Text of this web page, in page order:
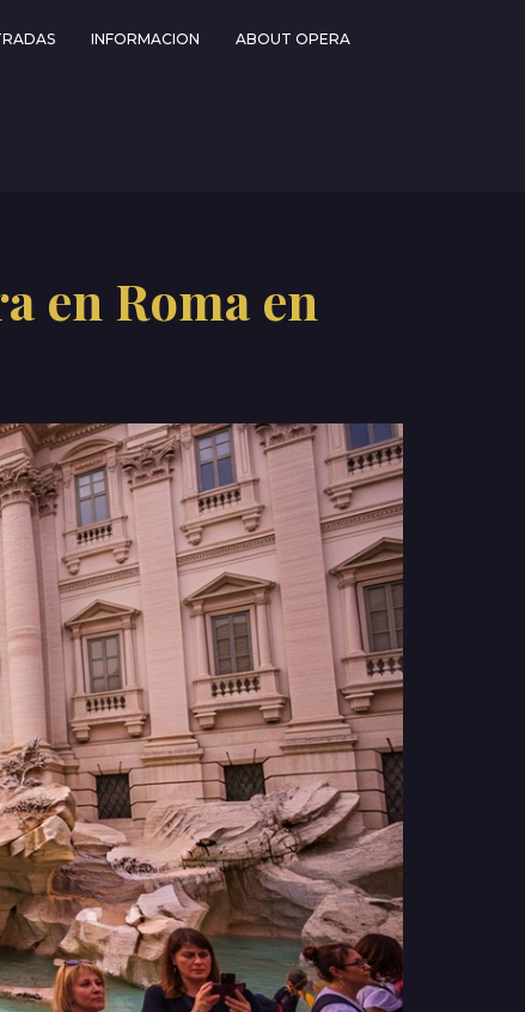
INFORMACION ABOUT OPERA
en Roma en